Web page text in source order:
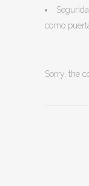
como
Sorry, the